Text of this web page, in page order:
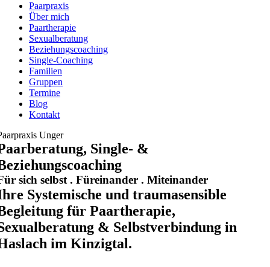
Paarpraxis
Über mich
Paartherapie
Sexualberatung
Beziehungscoaching
Single-Coaching
Familien
Gruppen
Termine
Blog
Kontakt
Unger
Single- &
sich selbst . Füreinander . Miteinander
Systemische und traumasensible
für Paartherapie,
& Selbstverbindung in
im Kinzigtal.